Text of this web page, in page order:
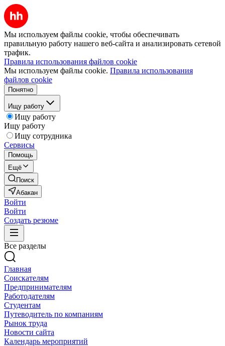
Мы используем файлы cookie, чтобы обеспечивать
правильную работу нашего веб-сайта и анализировать сетевой
трафик.
Правила использования файлов cookie
Мы используем файлы cookie. Правила использования
файлов cookie
Понятно
Ищу работу
Ищу работу
Ищу работу
Ищу сотрудника
Сервисы
Помощь
Ещё
Поиск
Абакан
Войти
Войти
Создать резюме
Все разделы
Главная
Соискателям
Предпринимателям
Работодателям
Студентам
Путеводитель по компаниям
Рынок труда
Новости сайта
Календарь мероприятий